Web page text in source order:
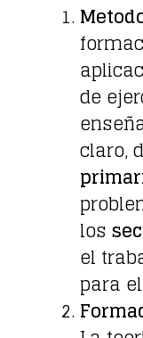
de
claro,
los
el
para